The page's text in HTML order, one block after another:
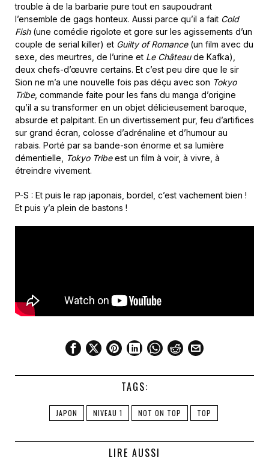
trouble à de la barbarie pure tout en saupoudrant
l’ensemble de gags honteux. Aussi parce qu’il a fait Cold
Fish(une comédie rigolote et gore sur les agissements d’un
couple de serial killer) et Guilty of Romance(un film avec du
sexe, des meurtres, de l’urine et Le Châteaude Kafka),
deux chefs-d’œuvre certains. Et c’est peu dire que le sir
Sion ne m’a une nouvelle fois pas déçu avec son Tokyo
Tribe, commande faite pour les fans du manga d’origine
qu’il a su transformer en un objet délicieusement baroque,
absurde et palpitant. En un divertissement pur, feu d’artifices
sur grand écran, colosse d’adrénaline et d’humour au
rabais. Porté par sa bande-son énorme et sa lumière
démentielle,
Tokyo Tribeest un film à voir, à vivre, à
étreindre vivement.
P-S : Et puis le rap japonais, bordel, c’est vachement bien !
Et puis y’a plein de bastons !
TAGS:
JAPON NIVEAU 1 NOT ON TOP TOP
LIRE AUSSI